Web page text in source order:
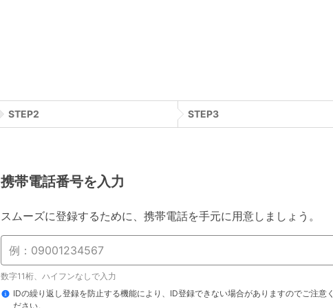
STEP2 STEP3
携帯電話番号を入力
スムーズに登録するために、携帯電話を手元に用意しましょう。
数字11桁、ハイフンなしで入力
IDの繰り返し登録を防止する機能により、ID登録できない場合がありますのでご注意く
ださい。